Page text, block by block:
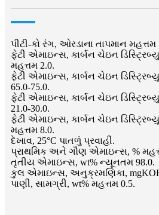
પીટી-કો રંગ, ઓરડાના તાપમાન મહત્તમ
ફેટી એમાઇન્સ, કાર્બન ચેઇન
મહત્તમ 2.0.
ફેટી એમાઇન્સ, કાર્બન ચેઇન
65.0-75.0.
ફેટી એમાઇન્સ, કાર્બન ચેઇન
21.0-30.0.
ફેટી એમાઇન્સ, કાર્બન ચેઇન
મહત્તમ 8.0.
દેખાવ, 25°C પાતળું પ્રવાહી.
પ્રાથમિક અને ગૌણ એમાઇન્સ, %
તૃતીય એમાઇન્સ, wt% ન્યૂનતમ 98.0.
કુલ એમાઇન્સ, અનુક્રમણિકા,
પાણી, સામગ્રી, wt% મહત્તમ 0.5.